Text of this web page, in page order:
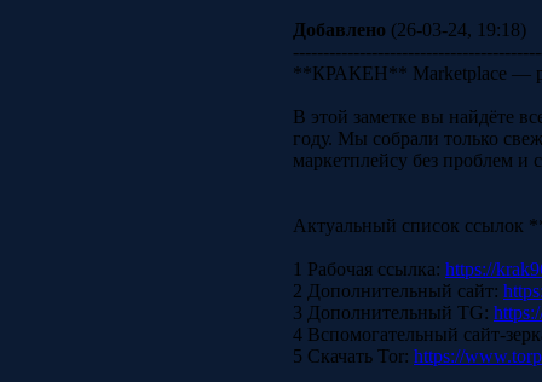
Добавлено (26-03-24, 19:18)
**КРАКЕН** Marketplace —
В этой заметке вы найдёте
году. Мы собрали только
маркетплейсу без проблем
Актуальный список
1 Рабочая ссылка: https://
2 Дополнительный сайт:
3 Дополнительный TG:
4 Вспомогательный сайт-
5 Скачать Tor: https://